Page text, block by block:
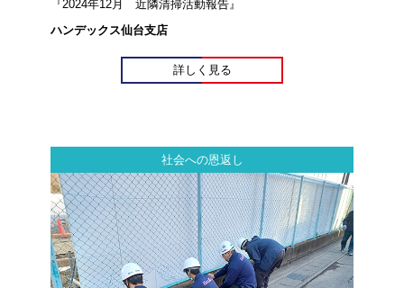
『2024年12月 近隣清掃活動報告』
ハンデックス仙台支店
詳しく見る
社会への恩返し